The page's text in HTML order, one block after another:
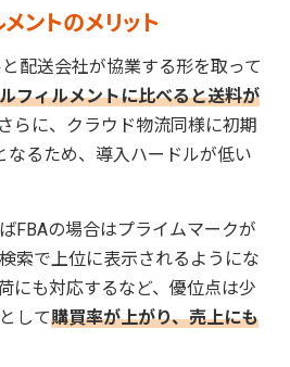
ントのメリット
配送会社が協業する形を取って
フィルメントに比べると送料が
さらに、クラウド物流同様に初期
なるため、導入ハードルが低い
FBAの場合はプライムマークが
索で上位に表示されるようにな
にも対応するなど、優位点は少
して購買率が上がり、売上にも